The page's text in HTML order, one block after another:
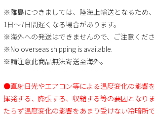
※離島につきましては、陸海上輸送となるため
1日～7日間遅くなる場合があります。
※海外への発送はできませんので、ご注意くださ
※No overseas shipping is available.
※請注意此商品無法寄送至海外。
●直射日光やエアコン等による温度変化の影響
揮発する、膨張する、収縮する等の要因となり
たらず温度変化の影響をあまり受けない冷暗所